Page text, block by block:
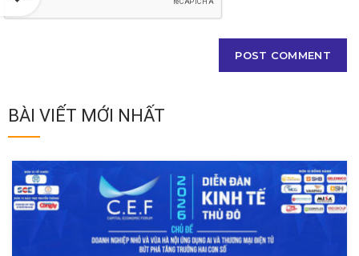
BÀI VIẾT MỚI NHẤT